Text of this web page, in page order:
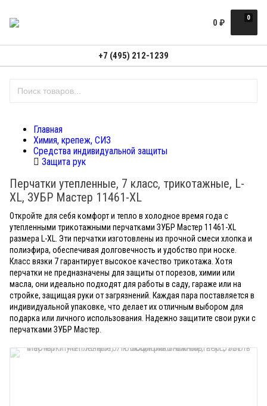
0
0 ₽
+7 (495) 212-1239
Главная
Химия, крепеж, СИЗ
Средства индивидуальной защиты
Защита рук
Перчатки утепленные, 7 класс, трикотажные, L-
XL, ЗУБР Мастер 11461-XL
Откройте для себя комфорт и тепло в холодное время года с
утепленными трикотажными перчатками ЗУБР Мастер 11461-XL
размера L-XL. Эти перчатки изготовлены из прочной смеси хлопка и
полиэфира, обеспечивая долговечность и удобство при носке.
Класс вязки 7 гарантирует высокое качество трикотажа. Хотя
перчатки не предназначены для защиты от порезов, химии или
масла, они идеально подходят для работы в саду, гараже или на
стройке, защищая руки от загрязнений. Каждая пара поставляется в
индивидуальной упаковке, что делает их отличным выбором для
подарка или личного использования. Надежно защитите свои руки с
перчатками ЗУБР Мастер.